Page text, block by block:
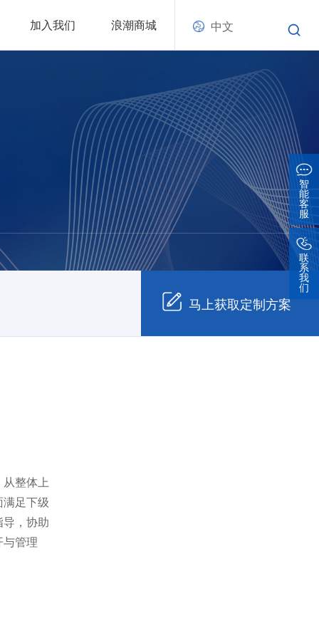
加入我们 浪潮商城 中文
马上获取定制方案
整体上
足下级
，协助
管理
智
能
客
服
联
系
我
们